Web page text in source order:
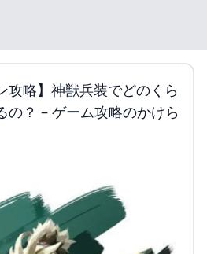
ティアキン
ィアキン 祠
攻略】神獣兵装でどのくら
の？ – ゲーム攻略のかけら